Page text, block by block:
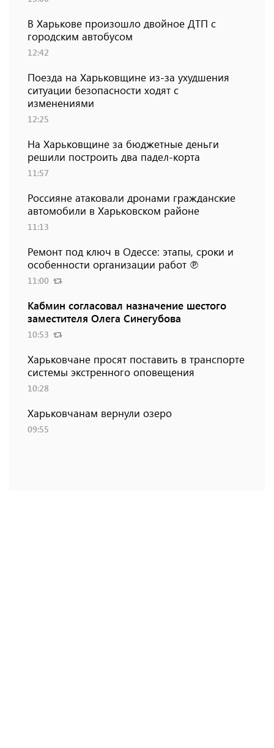
В Харькове произошло двойное ДТП с
городским автобусом
12:42
Поезда на Харьковщине из-за ухудшения
ситуации безопасности ходят с
изменениями
12:25
На Харьковщине за бюджетные деньги
решили построить два падел-корта
11:57
Россияне атаковали дронами гражданские
автомобили в Харьковском районе
11:13
Ремонт под ключ в Одессе: этапы, сроки и
особенности организации работ ℗
11:00
Кабмин согласовал назначение шестого
заместителя Олега Синегубова
10:53
Харьковчане просят поставить в транспорте
системы экстренного оповещения
10:28
Харьковчанам вернули озеро
09:55